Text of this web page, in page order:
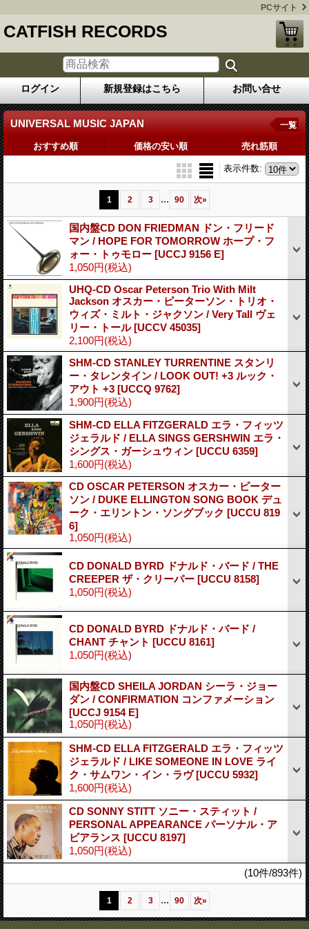
PCサイト
CATFISH RECORDS
ログイン 新規登録はこちら お問い合せ
UNIVERSAL MUSIC JAPAN 一覧
おすすめ順 価格の安い順 売れ筋順
表示件数:
1 2 3 ... 90 次»
国内盤CD DON FRIEDMAN ドン・フリード
マン / HOPE FOR TOMORROW ホープ・フ
ォー・トゥモロー [UCCJ 9156 E]
1,050円(税込)
UHQ-CD Oscar Peterson Trio With Milt
Jackson オスカー・ピーターソン・トリオ・
ウィズ・ミルト・ジャクソン / Very Tall ヴェ
リー・トール[UCCV 45035]
2,100円(税込)
SHM-CD STANLEY TURRENTINE スタンリ
ー・タレンタイン / LOOK OUT! +3 ルック・
アウト +3 [UCCQ 9762]
1,900円(税込)
SHM-CD ELLA FITZGERALD エラ・フィッツ
ジェラルド / ELLA SINGS GERSHWIN エラ・
シングス・ガーシュウィン [UCCU 6359]
1,600円(税込)
CD OSCAR PETERSON オスカー・ピーター
ソン / DUKE ELLINGTON SONG BOOK デュ
ーク・エリントン・ソングブック [UCCU 819
6]
1,050円(税込)
CD DONALD BYRD ドナルド・バード / THE
CREEPER ザ・クリーパー [UCCU 8158]
1,050円(税込)
CD DONALD BYRD ドナルド・バード /
CHANT チャント [UCCU 8161]
1,050円(税込)
国内盤CD SHEILA JORDAN シーラ・ジョー
ダン / CONFIRMATION コンファメーション
[UCCJ 9154 E]
1,050円(税込)
SHM-CD ELLA FITZGERALD エラ・フィッツ
ジェラルド / LIKE SOMEONE IN LOVE ライ
ク・サムワン・イン・ラヴ[UCCU 5932]
1,600円(税込)
CD SONNY STITT ソニー・スティット /
PERSONAL APPEARANCE パーソナル・ア
ビアランス [UCCU 8197]
1,050円(税込)
(10件/893件)
1 2 3 ... 90 次»